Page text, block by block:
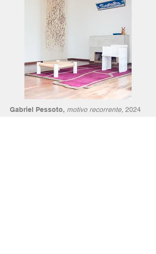
Gabriel Pessoto, motivo recorrente, 2024